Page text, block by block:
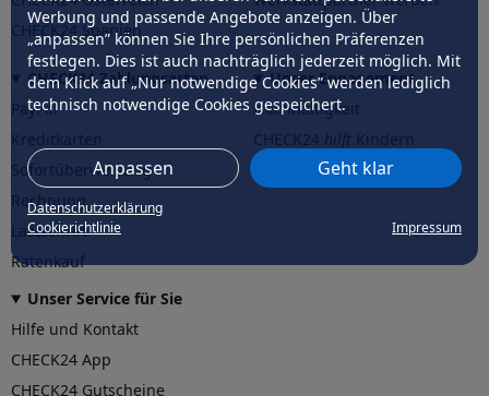
Werbung und passende Angebote anzeigen. Über
„anpassen” können Sie Ihre persönlichen Präferenzen
festlegen. Dies ist auch nachträglich jederzeit möglich. Mit
dem Klick auf „Nur notwendige Cookies” werden lediglich
technisch notwendige Cookies gespeichert.
Anpassen Geht klar
Datenschutzerklärung
Cookierichtlinie
Impressum
CHECK24 Spanien
CHECK24 Zahlungsarten
PayPal
Sofortüberweisung
Rechnung
Lastschrift
Ratenkauf
Unser Engagement
Nachhaltigkeit
CHECK24hilftder Natur
Unser Service für Sie
Hilfe und Kontakt
CHECK24 App
CHECK24 Gutscheine